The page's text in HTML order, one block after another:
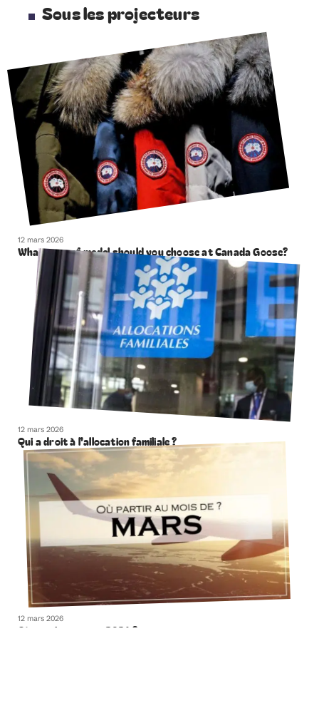
Sous les projecteurs
12 mars 2026
What type of model should you choose at Canada Goose?
12 mars 2026
Qui a droit à l’allocation familiale ?
12 mars 2026
Où partir en mars 2021 ?